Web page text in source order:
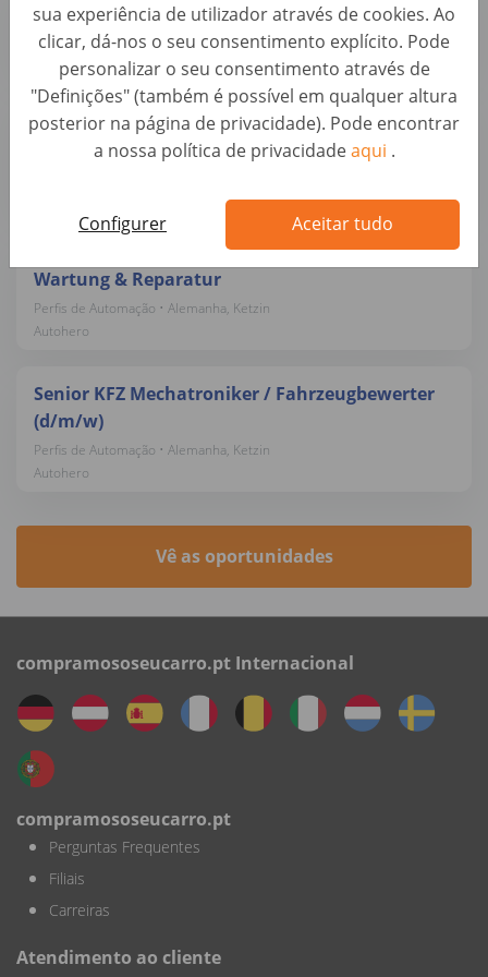
sua experiência de utilizador através de cookies. Ao
clicar, dá-nos o seu consentimento explícito. Pode
personalizar o seu consentimento através de
"Definições" (também é possível em qualquer altura
posterior na página de privacidade). Pode encontrar
a nossa política de privacidadeaqui .
Configurer Aceitar tudo
Perfis de Automação • Alemanha, Ketzin
Autohero
Mobiler KFZ-Trainer / Lackierer / Meister für
Lackiererei (d/m/w)
Perfis de Automação • Alemanha, Berlin
KFZ-Mechatroniker / Meister (m/w/d) – Pkw-
Wartung & Reparatur
Perfis de Automação • Alemanha, Ketzin
Autohero
Senior KFZ Mechatroniker / Fahrzeugbewerter
(d/m/w)
Perfis de Automação • Alemanha, Ketzin
Autohero
Vê as oportunidades
compramososeucarro.pt Internacional
compramososeucarro.pt
Perguntas Frequentes
Filiais
Carreiras
Atendimento ao cliente